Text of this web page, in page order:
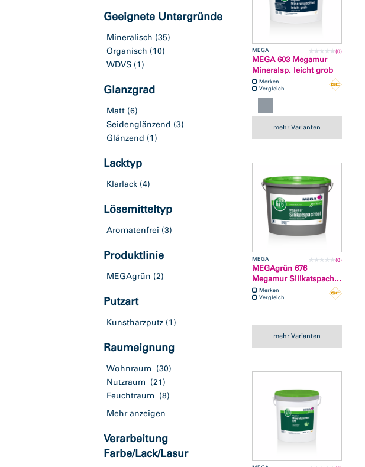
Geeignete Untergründe
Mineralisch (35)
Organisch (10)
WDVS (1)
Glanzgrad
Matt (6)
Seidenglänzend (3)
Glänzend (1)
Lacktyp
Klarlack (4)
Lösemitteltyp
Aromatenfrei (3)
Produktlinie
MEGAgrün (2)
Putzart
Kunstharzputz (1)
Raumeignung
Wohnraum (30)
Nutzraum (21)
Feuchtraum (8)
Mehr anzeigen
Verarbeitung
Farbe/Lack/Lasur
MEGA (0)
MEGA 603 Megamur
Mineralsp. leicht grob
Merken
Vergleich
mehr Varianten
MEGA (0)
MEGAgrün 676
Megamur Silikatspach...
Merken
Vergleich
mehr Varianten